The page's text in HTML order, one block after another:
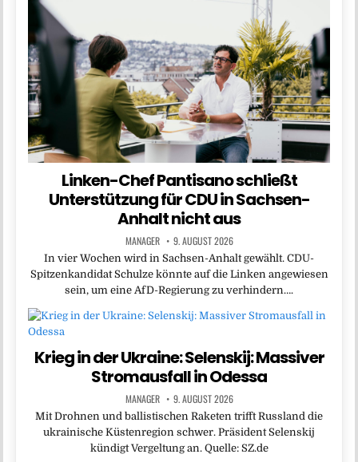
Linken-Chef Pantisano schließt
Unterstützung für CDU in Sachsen-
Anhalt nicht aus
MANAGER 9. AUGUST 2026
In vier Wochen wird in Sachsen-Anhalt gewählt. CDU-
Spitzenkandidat Schulze könnte auf die Linken angewiesen
sein, um eine AfD-Regierung zu verhindern….
Krieg in der Ukraine: Selenskij: Massiver
Stromausfall in Odessa
MANAGER 9. AUGUST 2026
Mit Drohnen und ballistischen Raketen trifft Russland die
ukrainische Küstenregion schwer. Präsident Selenskij
kündigt Vergeltung an. Quelle: SZ.de